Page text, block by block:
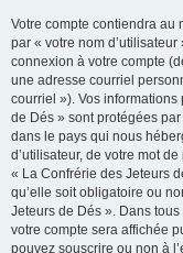
Votre compte contiendra
par « votre nom
connexion à votre compte
une adresse courriel
courriel »). Vos
de Dés » sont protégées
dans le pays qui nous
d’utilisateur, de votre mot
« La Confrérie des Jeteurs
qu’elle soit obligatoire ou
Jeteurs de Dés ». Dans
votre compte sera affichée
pouvez souscrire ou non à